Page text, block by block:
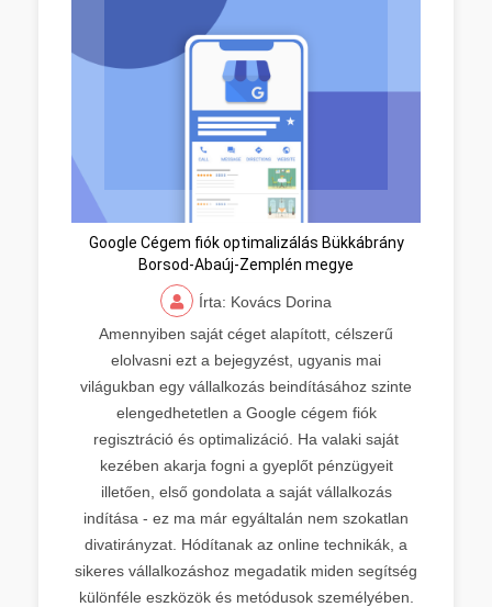
Google Cégem fiók optimalizálás Bükkábrány
Borsod-Abaúj-Zemplén megye
Írta: Kovács Dorina
Amennyiben saját céget alapított, célszerű
elolvasni ezt a bejegyzést, ugyanis mai
világukban egy vállalkozás beindításához szinte
elengedhetetlen a Google cégem fiók
regisztráció és optimalizáció. Ha valaki saját
kezében akarja fogni a gyeplőt pénzügyeit
illetően, első gondolata a saját vállalkozás
indítása - ez ma már egyáltalán nem szokatlan
divatirányzat. Hódítanak az online technikák, a
sikeres vállalkozáshoz megadatik miden segítség
különféle eszközök és metódusok személyében.